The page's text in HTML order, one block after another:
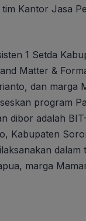
Kantor Jasa
1 Setda
Matter &
dan marga
program
dibor adalah
Kabupaten
dalam
marga